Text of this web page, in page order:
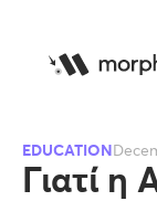
EDUCATION
Γιατί